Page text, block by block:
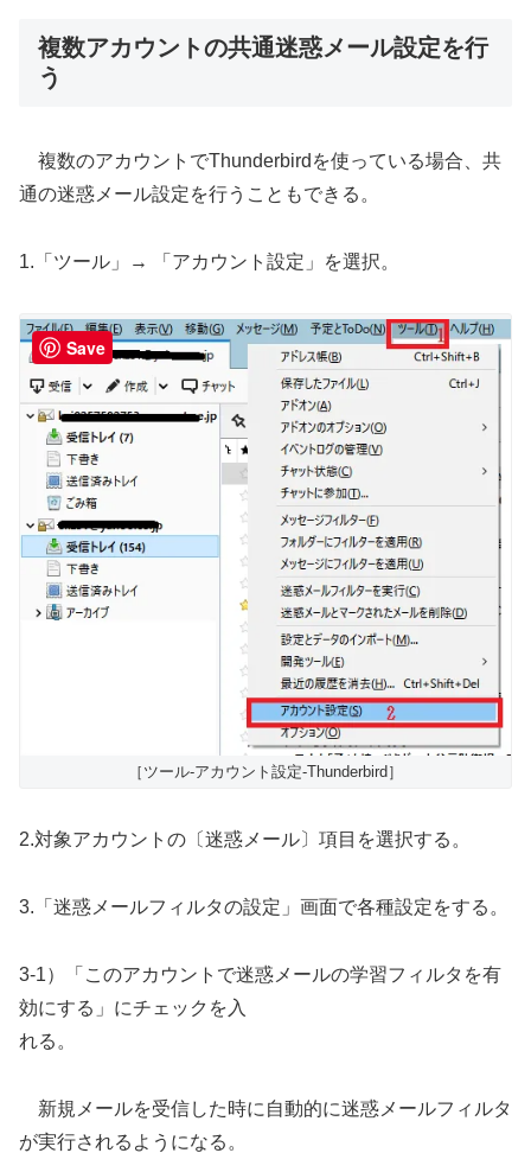
複数アカウントの共通迷惑メール設定を行
う
複数のアカウントでThunderbirdを使っている場合、共
通の迷惑メール設定を行うこともできる。
1.「ツール」→ 「アカウント設定」を選択。
［ツール-アカウント設定-Thunderbird］
2.対象アカウントの〔迷惑メール〕項目を選択する。
3.「迷惑メールフィルタの設定」画面で各種設定をする。
3-1）「このアカウントで迷惑メールの学習フィルタを有
効にする」にチェックを入
れる。
新規メールを受信した時に自動的に迷惑メールフィルタ
が実行されるようになる。
Save